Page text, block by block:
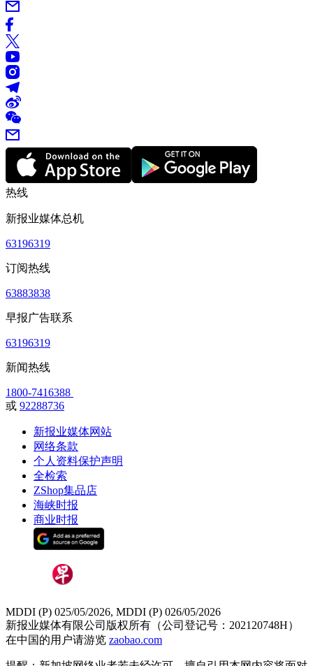
热线
新报业媒体总机
63196319
订阅热线
63883838
早报广告联系
63196319
新闻热线
1800-7416388
或 92288736
新报业媒体网站
网络条款
个人资料保护声明
全检索
ZShop集品店
海峡时报
商业时报
MDDI (P) 025/05/2026, MDDI (P) 026/05/2026
新报业媒体有限公司版权所有（公司登记号：202120748H）
在中国的用户请游览 zaobao.com